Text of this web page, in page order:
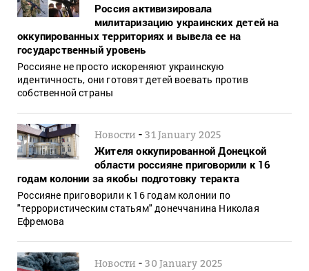
Россия активизировала
милитаризацию украинских детей на
оккупированных территориях и вывела ее на
государственный уровень
Россияне не просто искореняют украинскую
идентичность, они готовят детей воевать против
собственной страны
Новости -31 January 2025
Жителя оккупированной Донецкой
области россияне приговорили к 16
годам колонии за якобы подготовку теракта
Россияне приговорили к 16 годам колонии по
"террористическим статьям" донеччанина Николая
Ефремова
Новости -30 January 2025